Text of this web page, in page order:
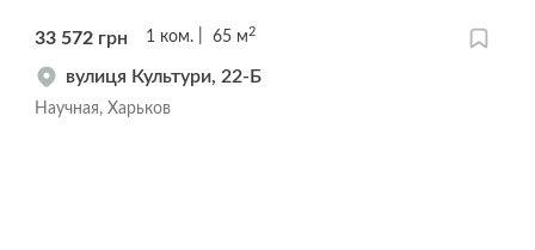
33 572 грн 1 ком. 65 м 2
вулиця Культури, 22-Б
Научная, Харьков